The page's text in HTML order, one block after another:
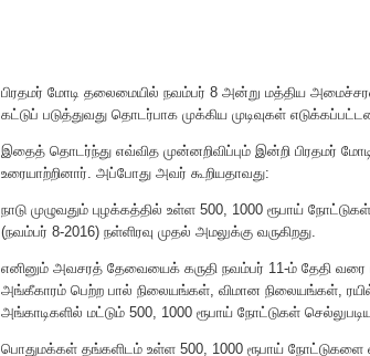
பிரதமர் மோடி தலைமையில் நவம்பர் 8 அன்று மத்திய
கட்டுப் படுத்துவது தொடர்பாக முக்கிய முடிவுகள்
இதைத் தொடர்ந்து எவ்வித முன்னறிவிப்பும் இன்றி பிரதமர்
உரையாற்றினார். அப்போது அவர் கூறியதாவது:
நாடு முழுவதும் புழக்கத்தில் உள்ள 500, 1000 ரூபாய்
(நவம்பர் 8-2016) நள்ளிரவு முதல் அமலுக்கு வருகிறது.
எனினும் அவசரத் தேவையைக் கருதி நவம்பர் 11-ம் தேதி
அங்கீகாரம் பெற்ற பால் நிலையங்கள், விமான நிலையங்கள்,
அங்காடிகளில் மட்டும் 500, 1000 ரூபாய் நோட்டுகள்
பொதுமக்கள் தங்களிடம் உள்ள 500, 1000 ரூபாய் நோட்டுகளை